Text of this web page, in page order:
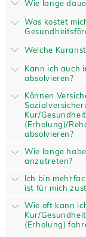
Wie lange
Was kostet
Welche
Kann ich auch
absolvieren?
Können
Kur/
(Erholung)/
absolvieren?
Wie lange
anzutreten?
Ich bin
ist für mich
Wie oft kann
Kur/
(Erholung)